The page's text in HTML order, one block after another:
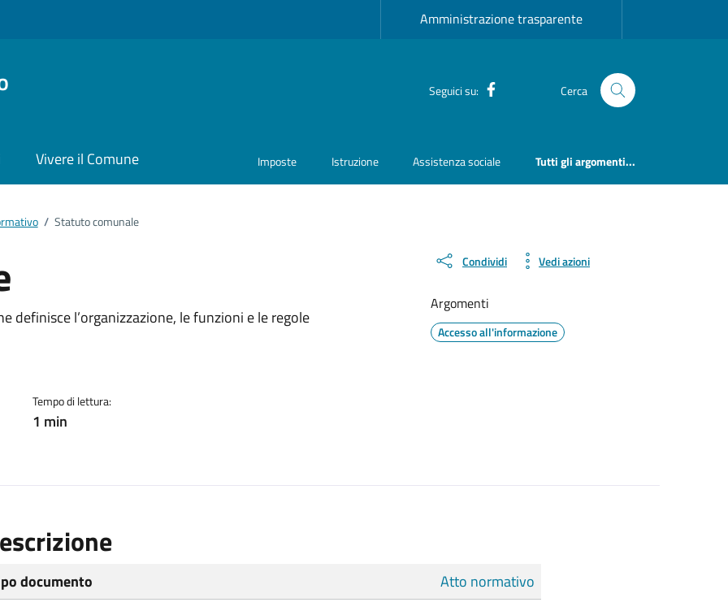
Amministrazione trasparente
Seguici su: Facebook Cerca
Vivere il Comune Imposte Istruzione Assistenza sociale Tutti gli argomenti...
/ Statuto comunale
definisce l’organizzazione, le funzioni e le regole
Tempo di lettura:
1 min
Condividi Vedi azioni
Argomenti
Accesso all'informazione
documento
Atto normativo